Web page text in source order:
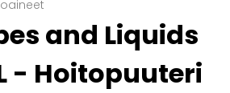
and Liquids
- Hoitopuuteri